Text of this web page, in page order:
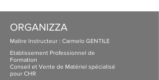
ORGANIZZA
Maître Instructeur : Carmelo GENTILE
Etablissement Professionnel de
Formation
Conseil et Vente de Matériel spécialisé
pour CHR